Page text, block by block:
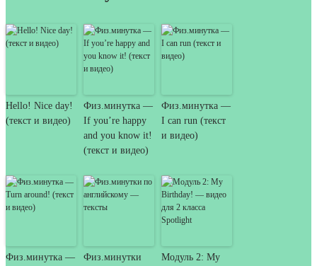
Hello! Nice day!
(текст и видео)
Физ.минутка —
If you’re happy
and you know it!
(текст и видео)
Физ.минутка —
I can run (текст
и видео)
Физ.минутка —
Физ.минутки
Модуль 2: My